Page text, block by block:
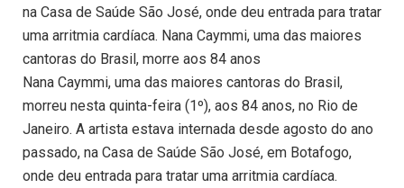
na Casa de Saúde São José, onde deu entrada para tratar
uma arritmia cardíaca. Nana Caymmi, uma das maiores
cantoras do Brasil, morre aos 84 anos
Nana Caymmi, uma das maiores cantoras do Brasil,
morreu nesta quinta-feira (1º), aos 84 anos, no Rio de
Janeiro. A artista estava internada desde agosto do ano
passado, na Casa de Saúde São José, em Botafogo,
onde deu entrada para tratar uma arritmia cardíaca.